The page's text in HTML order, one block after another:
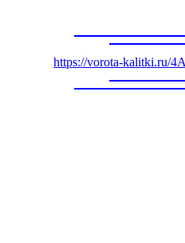
https://vorota-kalitki.ru/